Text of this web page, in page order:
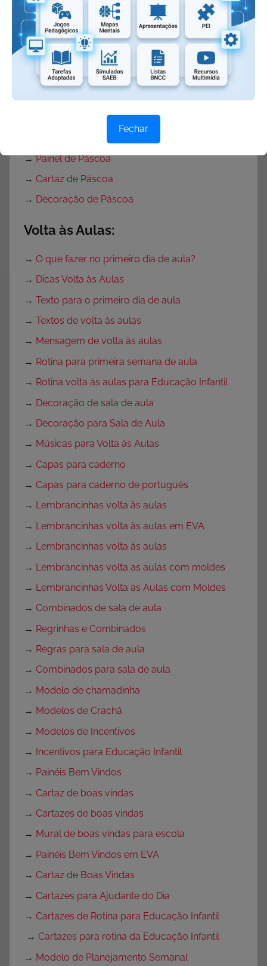
→ Plano de Aula Páscoa para Ensino
Fundamental
→Projeto Páscoa
Projeto Páscoa para Ensino Fundamental
Portas Decoradas para Páscoa
→Painel de Páscoa
→ Cartaz de Páscoa
→ Decoração de Páscoa
Volta às Aulas:
→ O que fazer no primeiro dia de aula?
→ Dicas Volta às Aulas
→ Texto para o primeiro dia de aula
→ Textos de volta às aulas
→ Mensagem de volta às aulas
→ Rotina para primeira semana de aula
→ Rotina volta às aulas para Educação Infantil
→ Decoração de sala de aula
→ Decoração para Sala de Aula
→ Músicas para Volta às Aulas
→ Capas para caderno
→ Capas para caderno de português
→ Lembrancinhas volta às aulas
→ Lembrancinhas volta às aulas em EVA
→ Lembrancinhas volta às aulas
→ Lembrancinhas volta as aulas com moldes
→ Lembrancinhas Volta as Aulas com Moldes
→ Combinados de sala de aula
→ Regrinhas e Combinados
→ Regras para sala de aula
→ Combinados para sala de aula
→ Modelo de chamadinha
→ Modelos de Crachá
→ Modelos de Incentivos
→ Incentivos para Educação Infantil
→ Painéis Bem Vindos
→ Cartaz de boas vindas
→ Cartazes de boas vindas
→ Mural de boas vindas para escola
→ Painéis Bem Vindos em EVA
→ Cartaz de Boas Vindas
→ Cartazes para Ajudante do Dia
→ Cartazes de Rotina para Educação Infantil
→ Cartazes para rotina da Educação Infantil
→ Modelo de Planejamento Semanal
Fechar